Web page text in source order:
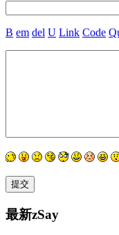
B em del U Link Code
最新zSay